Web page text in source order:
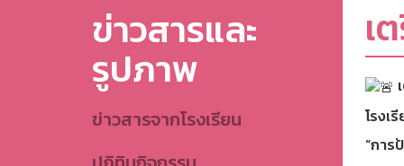
ข่าวสารและ
รูปภาพ
ข่าวสารจากโรงเรียน
เ
โรงเ
“การ